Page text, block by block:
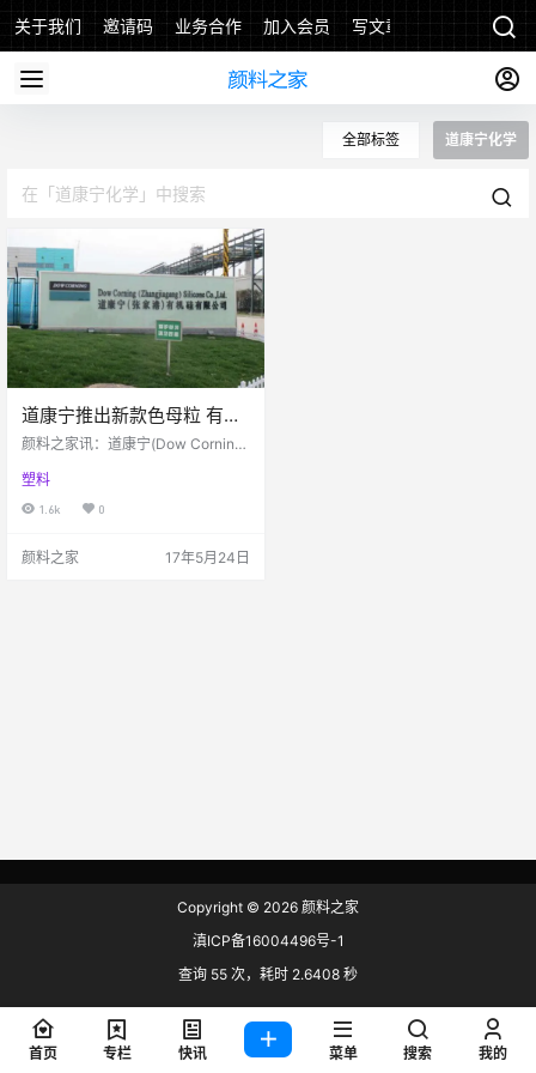
关于我们 邀请码 业务合作 加入会员 写文章
全部标签 道康宁化学
道康宁推出新款色母粒 有助
于改善FFS包装
颜料之家讯：道康宁(Dow Corning)
也是一家硅树脂技术和创新的全球
领先供应商。其表示会在即将到来
款色母粒能够减少摩擦系数、优化
塑料
1.6k 0
颜料之家 17年5月24日
Copyright © 2026 颜料之家
滇ICP备16004496号-1
查询 55 次，耗时 2.6408 秒
首页 专栏 快讯 菜单 搜索 我的